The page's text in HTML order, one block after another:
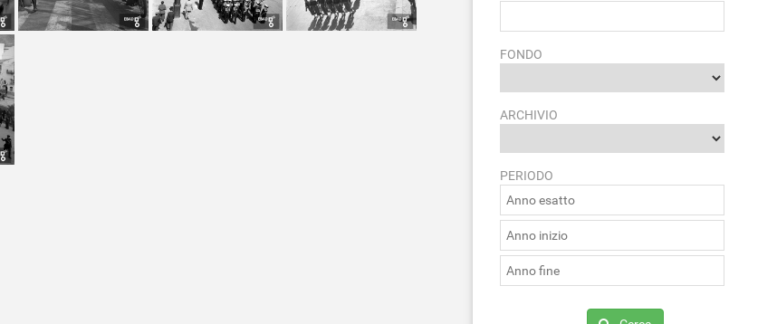
FONDO
ARCHIVIO
PERIODO